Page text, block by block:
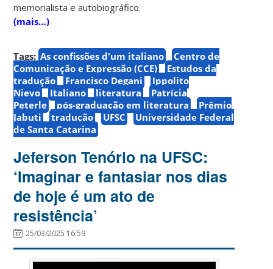
memorialista e autobiográfico.
(mais…)
Tags: As confissões d'um italiano
Centro de
Comunicação e Expressão (CCE)
Estudos da
tradução
Francisco Degani
Ippolito
Nievo
Italiano literatura
Patrícia
Peterle
pós-graduação em literatura
Prêmio
Jabuti
tradução UFSC
Universidade Federal
de Santa Catarina
Jeferson Tenório na UFSC:
‘Imaginar e fantasiar nos dias
de hoje é um ato de
resistência’
25/03/2025 16:59